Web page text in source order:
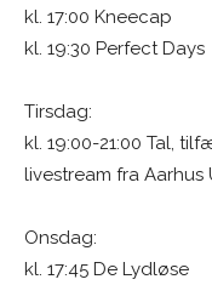
kl. 17:00 Kneecap
kl. 19:30 Perfect Days
Tirsdag:
kl. 19:00-21:00 Tal,
livestream fra Aarhus
Onsdag:
kl. 17:45 De Lydløse